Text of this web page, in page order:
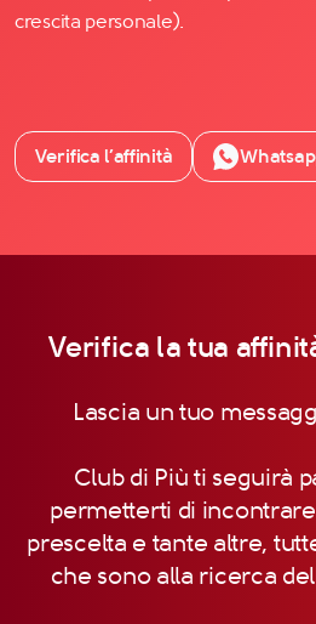
crescita personale).
Verifica l’affinità
Verifica la tua
Lascia un tuo
Club di Più ti seguirà
permetterti di
prescelta e tante altre,
che sono alla ricerca